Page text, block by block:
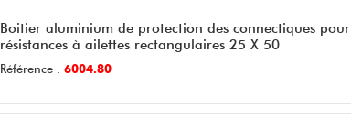
Boitier aluminium de protection des connectiques pour
résistances à ailettes rectangulaires 25 X 50
Référence : 6004.80